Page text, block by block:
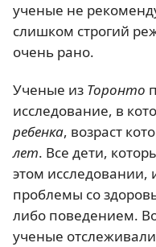
ученые не
слишком строгий
очень рано.
Ученые из Торонто
исследование, в
ребенка, возраст
лет. Все дети,
этом
проблемы со
либо поведением.
ученые